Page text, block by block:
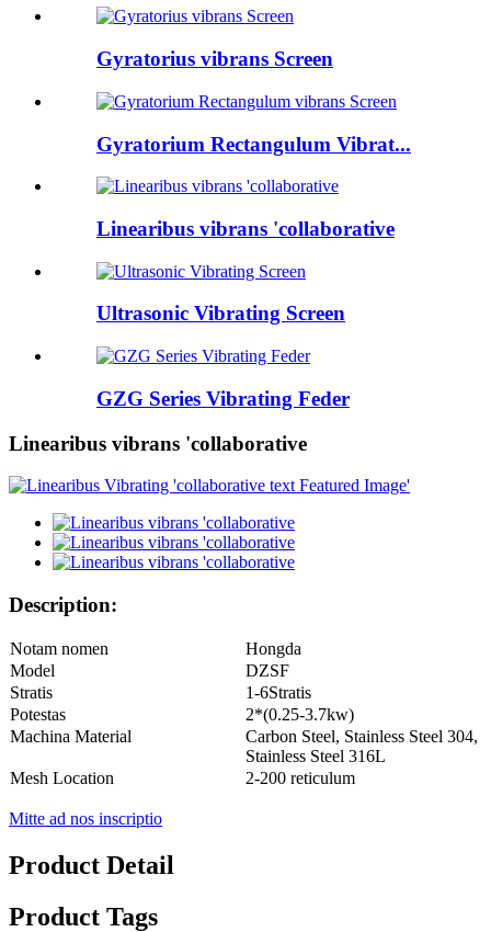
Gyratorius vibrans Screen
Gyratorium Rectangulum Vibrat...
Linearibus vibrans 'collaborative
Ultrasonic Vibrating Screen
GZG Series Vibrating Feder
Linearibus vibrans 'collaborative
Description:
Notam nomen
Hongda
Model
DZSF
Stratis
1-6Stratis
Potestas
2*(0.25-3.7kw)
Machina Material
Carbon Steel, Stainless Steel 304,
Stainless Steel 316L
Mesh Location
2-200 reticulum
Mitte ad nos inscriptio
Product Detail
Product Tags